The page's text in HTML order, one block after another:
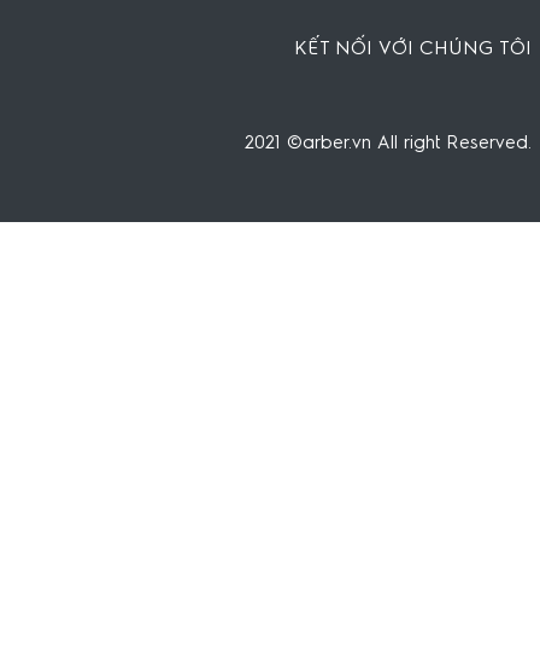
KẾT NỐI VỚI CHÚNG TÔI
2021 ©arber.vn All right Reserved.